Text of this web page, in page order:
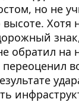
но не
Хотя
обратил на